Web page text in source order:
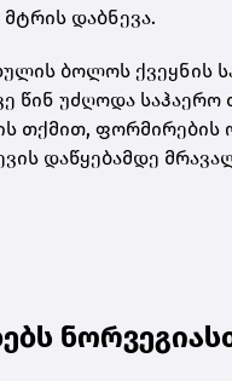
დაბნევა.
ბოლოს
წინ უძღოდა
თქმით, ფორმირების
დაწყებამდე